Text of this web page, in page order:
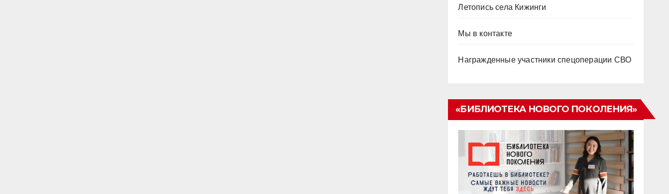
Летопись села Кижинги
Мы в контакте
Награжденные участники спецоперации СВО
«БИБЛИОТЕКА НОВОГО ПОКОЛЕНИЯ»